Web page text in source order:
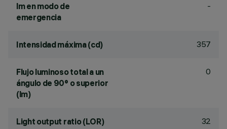
lm en modo de
emergencia
-
Intensidad máxima (cd) 357
Flujo luminoso total a un
ángulo de 90° o superior
(lm)
0
Light output ratio (LOR) 32